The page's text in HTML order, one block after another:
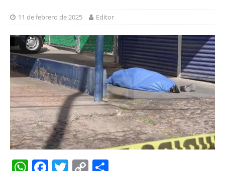
11 de febrero de 2025 Editor